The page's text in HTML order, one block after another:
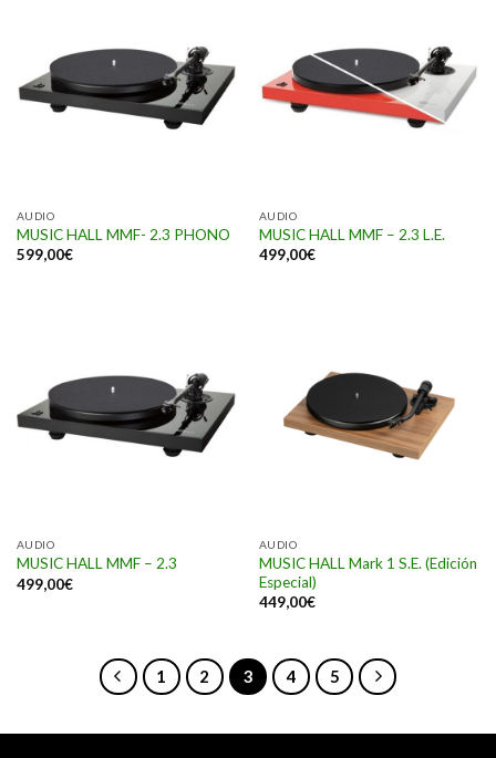
AUDIO
MUSIC HALL MMF- 2.3 PHONO
599,00€
AUDIO
MUSIC HALL MMF – 2.3 L.E.
499,00€
AUDIO
MUSIC HALL MMF – 2.3
499,00€
AUDIO
MUSIC HALL Mark 1 S.E. (Edición
Especial)
449,00€
1 2 3 4 5